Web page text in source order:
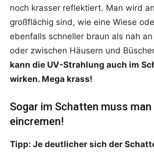
noch krasser reflektiert. Man wird
großflächig sind, wie eine Wiese
ebenfalls schneller braun als nah
oder zwischen Häusern und
kann die UV-Strahlung auch im
wirken. Mega krass!
Sogar im Schatten muss
eincremen!
Tipp: Je deutlicher sich der